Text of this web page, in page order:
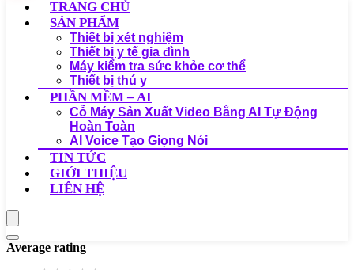
TRANG CHỦ
SẢN PHẨM
Thiết bị xét nghiệm
Thiết bị y tế gia đình
Máy kiểm tra sức khỏe cơ thể
Thiết bị thú y
PHẦN MỀM – AI
Cỗ Máy Sản Xuất Video Bằng AI Tự Động
Hoàn Toàn
AI Voice Tạo Giọng Nói
TIN TỨC
GIỚI THIỆU
LIÊN HỆ
Average rating